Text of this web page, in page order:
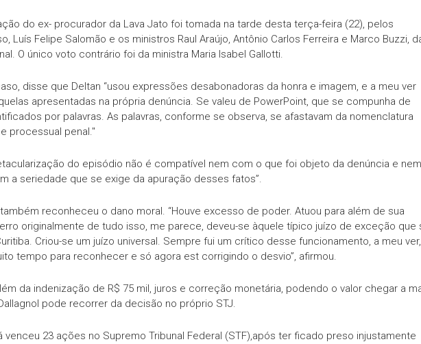
do ex- procurador da Lava Jato foi tomada na tarde desta terça-feira (22), pelos
Luís Felipe Salomão e os ministros Raul Araújo, Antônio Carlos Ferreira e Marco Buzzi,
O único voto contrário foi da ministra Maria Isabel Gallotti.
disse que Deltan “usou expressões desabonadoras da honra e imagem, e a meu ver
apresentadas na própria denúncia. Se valeu de PowerPoint, que se compunha de
por palavras. As palavras, conforme se observa, se afastavam da nomenclatura
processual penal."
do episódio não é compatível nem com o que foi objeto da denúncia e nem
a seriedade que se exige da apuração desses fatos”.
também reconheceu o dano moral. “Houve excesso de poder. Atuou para além de sua
originalmente de tudo isso, me parece, deveu-se àquele típico juízo de exceção que
Criou-se um juízo universal. Sempre fui um crítico desse funcionamento, a meu ver,
tempo para reconhecer e só agora est corrigindo o desvio”, afirmou.
da indenização de R$ 75 mil, juros e correção monetária, podendo o valor chegar a
pode recorrer da decisão no próprio STJ.
venceu 23 ações no Supremo Tribunal Federal (STF),após ter ficado preso injustamente